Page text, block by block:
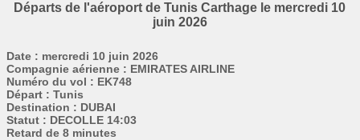
Départs de l'aéroport de Tunis Carthage le mercredi 10
juin 2026
Date : mercredi 10 juin 2026
Compagnie aérienne : EMIRATES AIRLINE
Numéro du vol : EK748
Départ : Tunis
Destination : DUBAI
Statut : DECOLLE 14:03
Retard de 8 minutes